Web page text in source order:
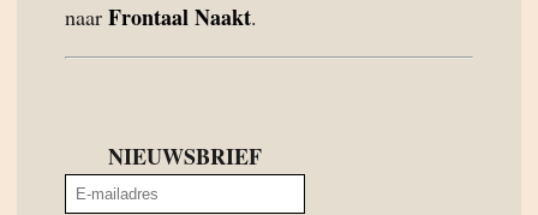
naar Frontaal Naakt.
NIEUWSBRIEF